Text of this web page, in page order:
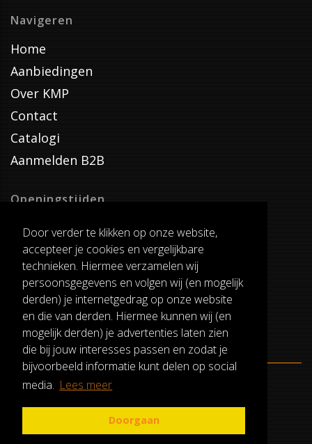
Door verder te klikken op onze website,
accepteer je cookies en vergelijkbare
technieken. Hiermee verzamelen wij
persoonsgegevens en volgen wij (en mogelijk
derden) je internetgedrag op onze website
en die van derden. Hiermee kunnen wij (en
mogelijk derden) je advertenties laten zien
die bij jouw interesses passen en zodat je
bijvoorbeeld informatie kunt delen op social
media. Lees meer
Doorgaan
Navigeren
Home
Aanbiedingen
Over KMP
Contact
Catalogi
Aanmelden B2B
Openingstijden
Dinsdag T/M Zaterdag
van 8:00-17:00
Verzenddagen
Dinsdag T/M Vrijdag
Pauze
12:30-13:00
ALGEMENE VOORWAARDEN
RUILEN EN RETOURNEREN